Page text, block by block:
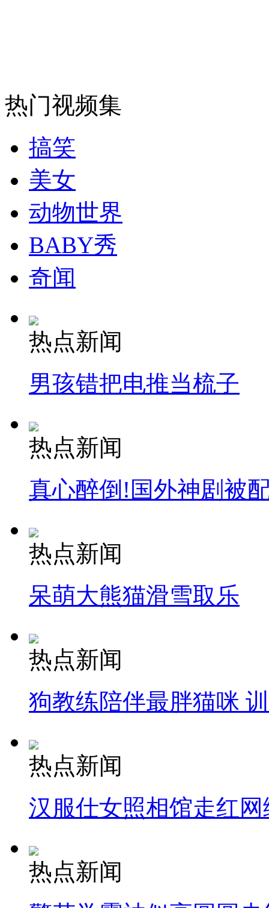
消防员救轻生者 花炮节热闹非凡
司机酒驾遇交警 急速倒车逃窜
热门视频集
搞笑
美女
动物世界
BABY秀
奇闻
热点新闻
男孩错把电推当梳子
热点新闻
真心醉倒!国外神剧被
热点新闻
呆萌大熊猫滑雪取乐
热点新闻
狗教练陪伴最胖猫咪
热点新闻
汉服仕女照相馆走红网
热点新闻